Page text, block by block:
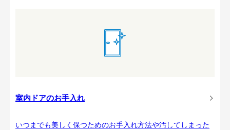
室内ドアのお手入れ
いつまでも美しく保つためのお手入れ方法や汚してしまった